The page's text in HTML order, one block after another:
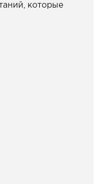
которые